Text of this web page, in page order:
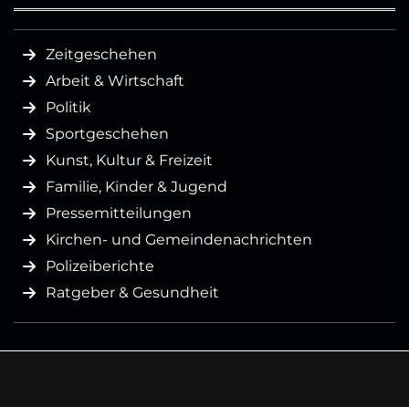
Zeitgeschehen
Arbeit & Wirtschaft
Politik
Sportgeschehen
Kunst, Kultur & Freizeit
Familie, Kinder & Jugend
Pressemitteilungen
Kirchen- und Gemeindenachrichten
Polizeiberichte
Ratgeber & Gesundheit